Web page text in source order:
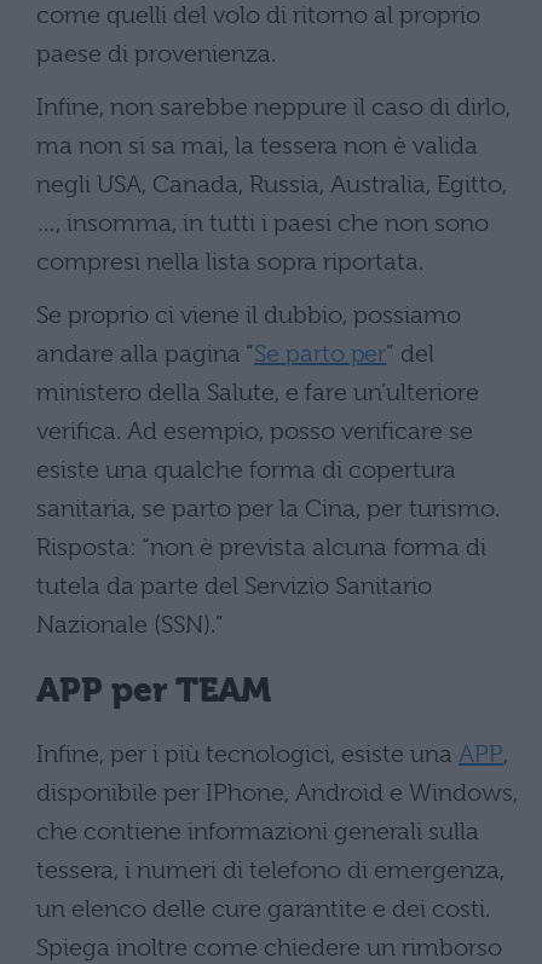
come quelli del volo di ritorno al proprio
paese di provenienza.
Infine, non sarebbe neppure il caso di dirlo,
ma non si sa mai, la tessera non è valida
negli USA, Canada, Russia, Australia, Egitto,
…, insomma, in tutti i paesi che non sono
compresi nella lista sopra riportata.
Se proprio ci viene il dubbio, possiamo
andare alla pagina “Se parto per” del
ministero della Salute, e fare un’ulteriore
verifica. Ad esempio, posso verificare se
esiste una qualche forma di copertura
sanitaria, se parto per la Cina, per turismo.
Risposta: “non è prevista alcuna forma di
tutela da parte del Servizio Sanitario
Nazionale (SSN).”
APP per TEAM
Infine, per i più tecnologici, esiste una APP,
disponibile per IPhone, Android e Windows,
che contiene informazioni generali sulla
tessera, i numeri di telefono di emergenza,
un elenco delle cure garantite e dei costi.
Spiega inoltre come chiedere un rimborso